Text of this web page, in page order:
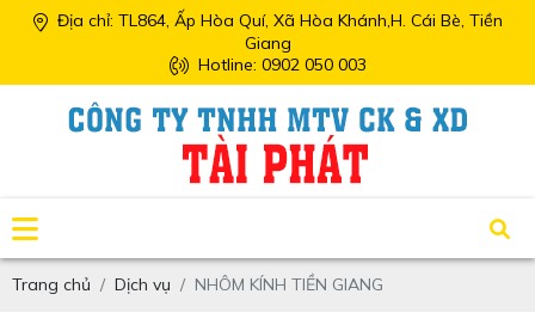
Địa chỉ: TL864, Ấp Hòa Quí, Xã Hòa Khánh,H. Cái Bè, Tiền
Giang
Hotline: 0902 050 003
Trang chủ Dịch vụ NHÔM KÍNH TIỀN GIANG